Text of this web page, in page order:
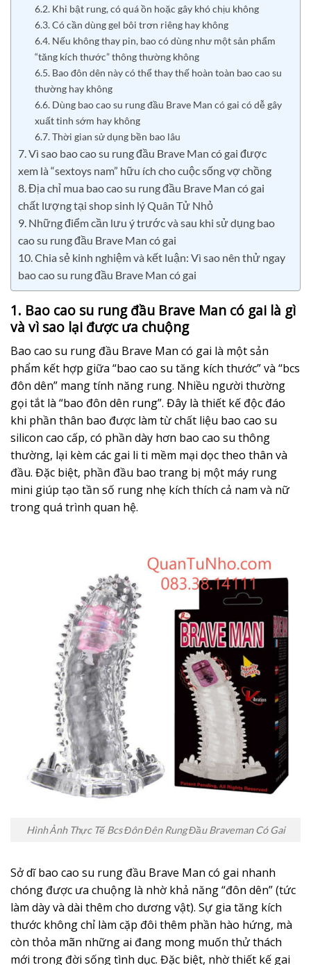
6.2. Khi bật rung, có quá ồn hoặc gây khó chịu không
6.3. Có cần dùng gel bôi trơn riêng hay không
6.4. Nếu không thay pin, bao có dùng như một sản phẩm
“tăng kích thước” thông thường không
6.5. Bao đôn dên này có thể thay thế hoàn toàn bao cao su
thường hay không
6.6. Dùng bao cao su rung đầu Brave Man có gai có dễ gây
xuất tinh sớm hay không
6.7. Thời gian sử dụng bền bao lâu
7. Vì sao bao cao su rung đầu Brave Man có gai được
xem là “sextoys nam” hữu ích cho cuộc sống vợ chồng
8. Địa chỉ mua bao cao su rung đầu Brave Man có gai
chất lượng tại shop sinh lý Quân Tử Nhỏ
9. Những điểm cần lưu ý trước và sau khi sử dụng bao
cao su rung đầu Brave Man có gai
10. Chia sẻ kinh nghiệm và kết luận: Vì sao nên thử ngay
bao cao su rung đầu Brave Man có gai
1. Bao cao su rung đầu Brave Man có gai là gì
và vì sao lại được ưa chuộng
Bao cao su rung đầu Brave Man có gai là một sản
phẩm kết hợp giữa “bao cao su tăng kích thước” và “bcs
đôn dên” mang tính năng rung. Nhiều người thường
gọi tắt là “bao đôn dên rung”. Đây là thiết kế độc đáo
khi phần thân bao được làm từ chất liệu bao cao su
silicon cao cấp, có phần dày hơn bao cao su thông
thường, lại kèm các gai li ti mềm mại dọc theo thân và
đầu. Đặc biệt, phần đầu bao trang bị một máy rung
mini giúp tạo tần số rung nhẹ kích thích cả nam và nữ
trong quá trình quan hệ.
Hình Ảnh Thực Tế Bcs Đôn Đên Rung Đầu Braveman Có Gai
Sở dĩ bao cao su rung đầu Brave Man có gai nhanh
chóng được ưa chuộng là nhờ khả năng “đôn dên” (tức
làm dày và dài thêm cho dương vật). Sự gia tăng kích
thước không chỉ làm cặp đôi thêm phần hào hứng, mà
còn thỏa mãn những ai đang mong muốn thử thách
mới trong đời sống tình dục. Đặc biệt, nhờ thiết kế gai